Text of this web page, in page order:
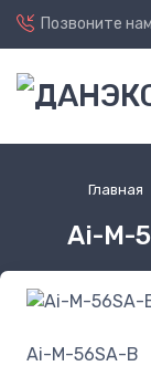
Позвоните нам
Главная
Ai-M-
Ai-M-56SA-B